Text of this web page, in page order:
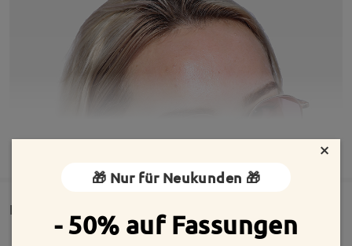
Detail
×
🎁 Nur für Neukunden 🎁
- 50% auf Fassungen